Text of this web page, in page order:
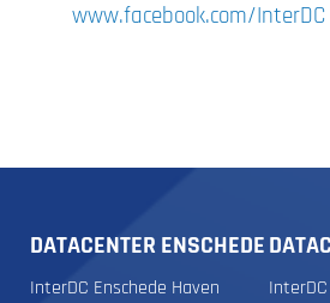
www.facebook.com/InterDC
DATACENTER ENSCHEDE
InterDC Enschede Haven